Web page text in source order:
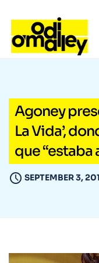
Agoney
La Vida’,
que “estaba
SEPTEMBER 3,